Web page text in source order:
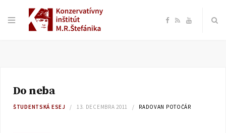
F R Y
Do neba
ŠTUDENTSKÁ ESEJ 13. DECEMBRA 2011 RADOVAN POTOČÁR